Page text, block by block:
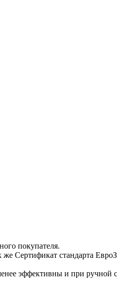
покупателя.
же Сертификат стандарта
эффективны и при ручной